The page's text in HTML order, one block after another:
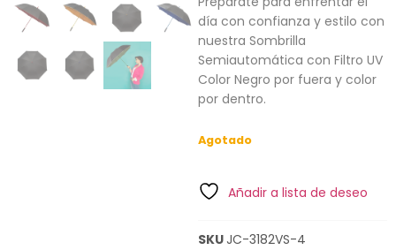
día con confianza y estilo con
nuestra Sombrilla
Semiautomática con Filtro UV
Color Negro por fuera y color
por dentro.
Agotado
Añadir a lista de deseo
SKUJC-3182VS-4